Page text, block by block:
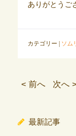
ありがとうご
カテゴリー | ソム
< 前へ 次へ >
最新記事